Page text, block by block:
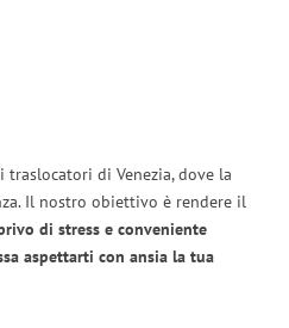
traslocatori di Venezia, dove la
Il nostro obiettivo è rendere il
di stress e conveniente
aspettarti con ansia la tua